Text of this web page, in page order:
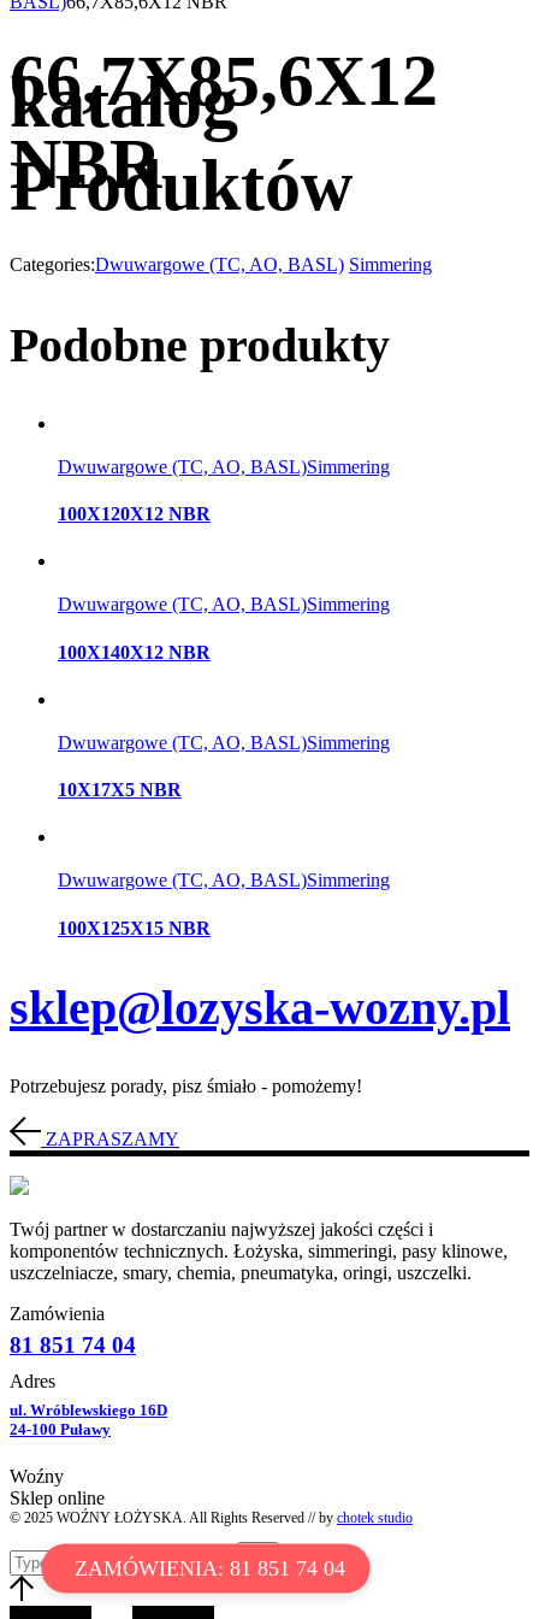
ZAMÓWIENIA: 81 851 74 04
katalog
Produktów
66,7X85,6X12
NBR
Categories:Dwuwargowe (TC, AO, BASL) Simmering
Podobne produkty
Dwuwargowe (TC, AO, BASL)Simmering
100X120X12 NBR
Dwuwargowe (TC, AO, BASL)Simmering
100X140X12 NBR
Dwuwargowe (TC, AO, BASL)Simmering
10X17X5 NBR
Dwuwargowe (TC, AO, BASL)Simmering
100X125X15 NBR
sklep@lozyska-wozny.pl
Potrzebujesz porady, pisz śmiało - pomożemy!
ZAPRASZAMY
Twój partner w dostarczaniu najwyższej jakości części i
komponentów technicznych. Łożyska, simmeringi, pasy klinowe,
uszczelniacze, smary, chemia, pneumatyka, oringi, uszczelki.
Zamówienia
81 851 74 04
Adres
ul. Wróblewskiego 16D
24-100 Puławy
Woźny
Sklep online
© 2025 WOŹNY ŁOŻYSKA. All Rights Reserved // by chotek studio